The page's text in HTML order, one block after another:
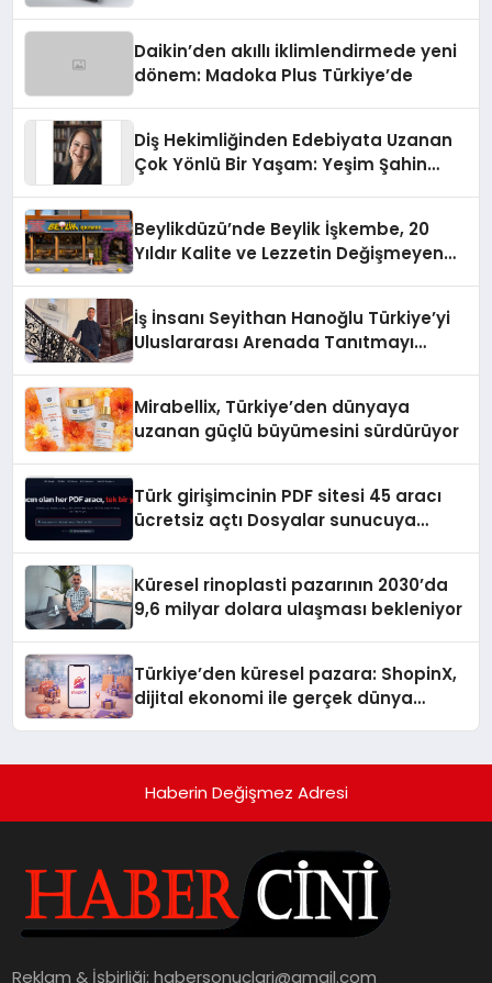
Daikin’den akıllı iklimlendirmede yeni
dönem: Madoka Plus Türkiye’de
Diş Hekimliğinden Edebiyata Uzanan
Çok Yönlü Bir Yaşam: Yeşim Şahin
Beylikdüzü’nde Beylik İşkembe, 20
Yıldır Kalite ve Lezzetin Değişmeyen
İş İnsanı Seyithan Hanoğlu Türkiye’yi
Uluslararası Arenada Tanıtmayı
Mirabellix, Türkiye’den dünyaya
uzanan güçlü büyümesini sürdürüyor
Türk girişimcinin PDF sitesi 45 aracı
ücretsiz açtı Dosyalar sunucuya
Küresel rinoplasti pazarının 2030’da
9,6 milyar dolara ulaşması bekleniyor
Türkiye’den küresel pazara: ShopinX,
dijital ekonomi ile gerçek dünya
Haberin Değişmez Adresi
Reklam & İşbirliği:habersonuclari@gmail.com